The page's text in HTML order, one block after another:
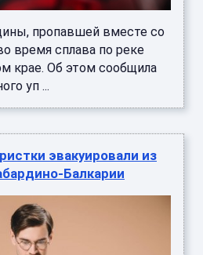
пропавшей вместе со
время сплава по реке
крае. Об этом сообщила
уп ...
эвакуировали из
Балкарии